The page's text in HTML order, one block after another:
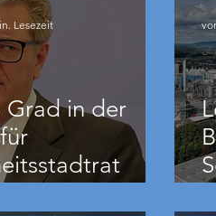
Grad in der
Lesezeit